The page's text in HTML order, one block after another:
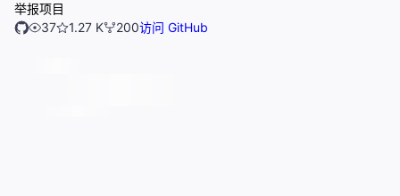
举报项目
37
1.27 K 200访问 GitHub